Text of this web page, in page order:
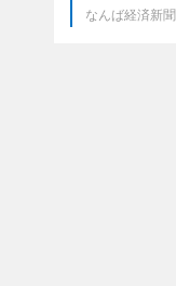
なんば経済新聞